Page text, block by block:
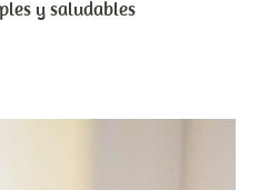
y saludables